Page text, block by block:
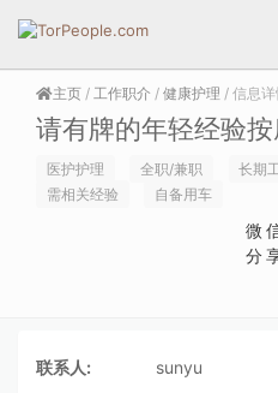
主页 / 工作职介 / 健康护理 / 信息
请有牌的年轻经验
医护护理 全职/兼职 长期
需相关经验
自备用车
微
分
联系人:
sunyu